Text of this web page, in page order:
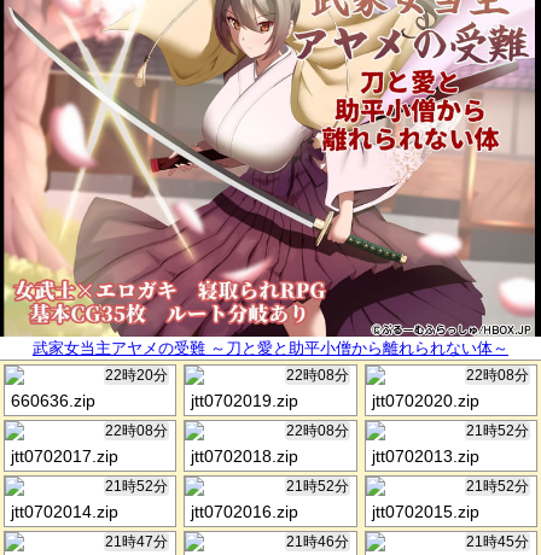
武家女当主アヤメの受難 ～刀と愛と助平小僧から離れられない体～
22時20分
660636.zip
22時08分
jtt0702019.zip
22時08分
jtt0702020.zip
22時08分
jtt0702017.zip
22時08分
jtt0702018.zip
21時52分
jtt0702013.zip
21時52分
jtt0702014.zip
21時52分
jtt0702016.zip
21時52分
jtt0702015.zip
21時47分 21時46分 21時45分